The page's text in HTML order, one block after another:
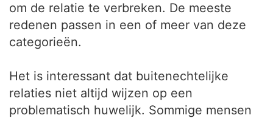
om de relatie te verbreken. De meeste
redenen passen in een of meer van deze
categorieën.
Het is interessant dat buitenechtelijke
relaties niet altijd wijzen op een
problematisch huwelijk. Sommige mensen